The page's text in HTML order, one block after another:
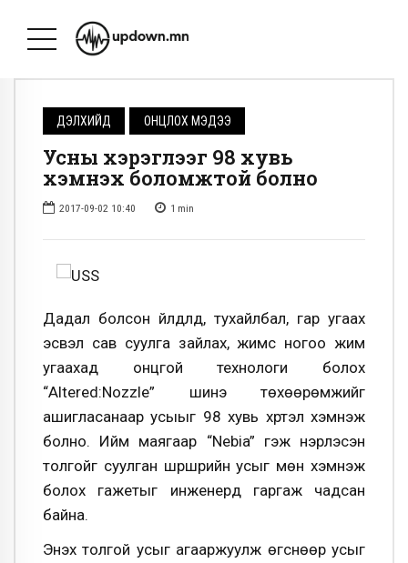
ДЭЛХИЙД ОНЦЛОХ МЭДЭЭ
Усны хэрэглээг 98 хувь
хэмнэх боломжтой болно
2017-09-02 10:40 1 min
Дадал болсон үйлдлүүд, тухайлбал, гар угаах
эсвэл сав суулга зайлах, жимс ногоо жим
угаахад онцгой технологи болох
“Altered:Nozzle” шинэ төхөөрөмжийг
ашигласанаар усыыг 98 хувь хүртэл хэмнэж
болно. Ийм маягаар “Nebia” гэж нэрлэсэн
толгойг суулган шүршүүрийн усыг мөн хэмнэж
болох гажетыг инженерүүд гаргаж чадсан
байна.
Энэхүү толгой усыг агааржуулж өгснөөр усыг